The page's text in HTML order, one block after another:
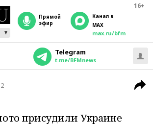
16+
прямой
эфир
Канал в
MAX
max.ru/bfm
Telegram
t.me/BFMnews
присудили Украине